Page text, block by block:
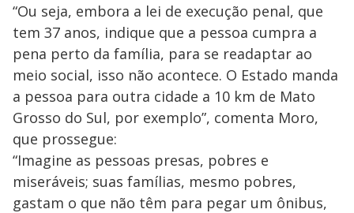
“Ou seja, embora a lei de execução penal, que
tem 37 anos, indique que a pessoa cumpra a
pena perto da família, para se readaptar ao
meio social, isso não acontece. O Estado manda
a pessoa para outra cidade a 10 km de Mato
Grosso do Sul, por exemplo”, comenta Moro,
que prossegue:
“Imagine as pessoas presas, pobres e
miseráveis; suas famílias, mesmo pobres,
gastam o que não têm para pegar um ônibus,